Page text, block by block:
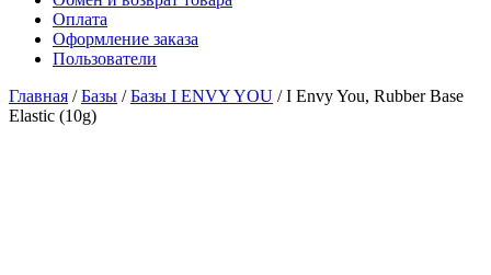
Оплата
Оформление заказа
Пользователи
Главная /Базы /Базы I ENVY YOU /I Envy You, Rubber Base
Elastic (10g)